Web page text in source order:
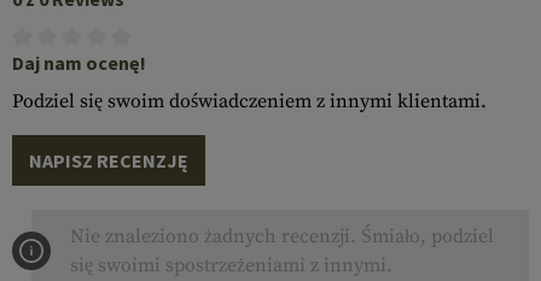
Daj nam ocenę!
Podziel się swoim doświadczeniem z innymi klientami.
NAPISZ RECENZJĘ
Nie znaleziono żadnych recenzji. Śmiało, podziel
się swoimi spostrzeżeniami z innymi.